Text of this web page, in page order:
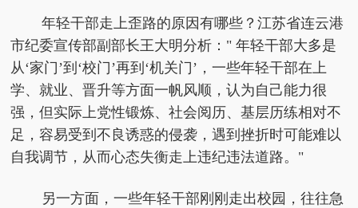
年轻干部走上歪路的原因有哪些？江苏省连云港
市纪委宣传部副部长王大明分析：" 年轻干部大多是
从‘家门’到‘校门’再到‘机关门’，一些年轻干部在上
学、就业、晋升等方面一帆风顺，认为自己能力很
强，但实际上党性锻炼、社会阅历、基层历练相对不
足，容易受到不良诱惑的侵袭，遇到挫折时可能难以
自我调节，从而心态失衡走上违纪违法道路。"
另一方面，一些年轻干部刚刚走出校园，往往急